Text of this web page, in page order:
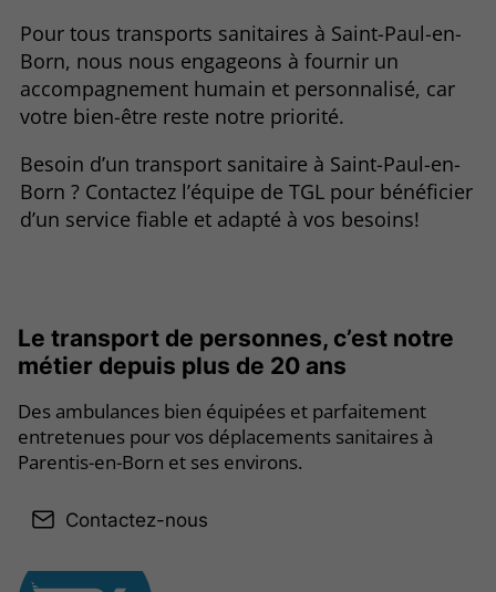
Pour tous transports sanitaires à Saint-Paul-en-
Born, nous nous engageons à fournir un
accompagnement humain et personnalisé, car
votre bien-être reste notre priorité.
Besoin d’un transport sanitaire à Saint-Paul-en-
Born ? Contactez l’équipe de TGL pour bénéficier
d’un service fiable et adapté à vos besoins!
Le transport de personnes, c’est notre
métier depuis plus de 20 ans
Des ambulances bien équipées et parfaitement
entretenues pour vos déplacements sanitaires à
Parentis-en-Born et ses environs.
Contactez-nous